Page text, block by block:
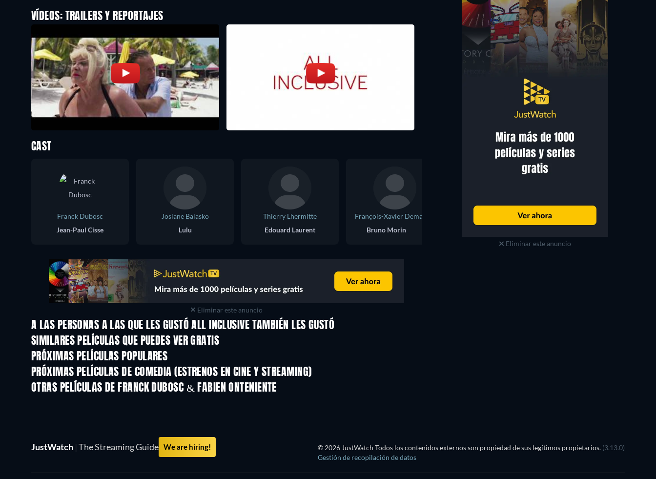
VÍDEOS: TRAILERS Y REPORTAJES
Eliminar este anuncio
CAST
Franck Dubosc
Jean-Paul Cisse
Josiane Balasko
Lulu
Thierry Lhermitte
Edouard Laurent
François-Xavier Demaison
Bruno Morin
Caroline Anglade
Eliminar este anuncio
A LAS PERSONAS A LAS QUE LES GUSTÓ ALL INCLUSIVE TAMBIÉN LES GUSTÓ
SIMILARES PELÍCULAS QUE PUEDES VER GRATIS
PRÓXIMAS PELÍCULAS POPULARES
PRÓXIMAS PELÍCULAS DE COMEDIA (ESTRENOS EN CINE Y STREAMING)
OTRAS PELÍCULAS DE FRANCK DUBOSC & FABIEN ONTENIENTE
JustWatch | The Streaming Guide We are hiring! © 2026 JustWatch Todos los contenidos externos son propiedad de sus legítimos propietarios. (3.13.0)
Gestión de recopilación de datos